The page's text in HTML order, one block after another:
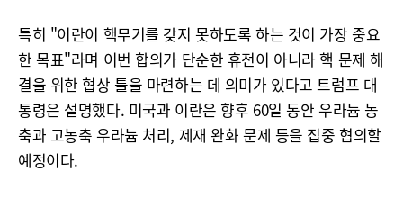
특히 "이란이 핵무기를 갖지 못하도록 하는 것이 가장 중요
한 목표"라며 이번 합의가 단순한 휴전이 아니라 핵 문제 해
결을 위한 협상 틀을 마련하는 데 의미가 있다고 트럼프 대
통령은 설명했다. 미국과 이란은 향후 60일 동안 우라늄 농
축과 고농축 우라늄 처리, 제재 완화 문제 등을 집중 협의할
예정이다.